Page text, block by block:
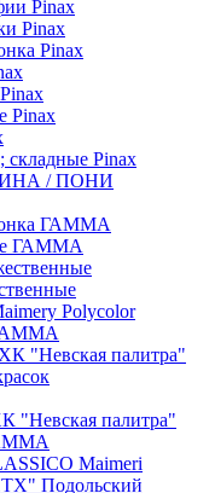
Pinax
Pinax
Pinax
Pinax
складные Pinax
/ ПОНИ
ГАММА
ГАММА
Polycolor
"Невская палитра"
"Невская палитра"
Maimeri
Подольский